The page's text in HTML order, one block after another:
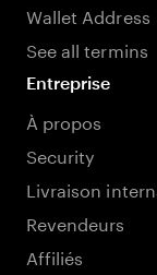
Wallet Address
See all termins
Entreprise
À propos
Security
Livraison
Revendeurs
Affiliés